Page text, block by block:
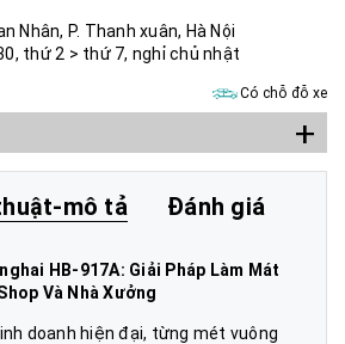
Nhân, P. Thanh xuân, Hà Nội
thứ 2 > thứ 7, nghỉ chủ nhật
Có chỗ đỗ xe
+
mô tả Đánh giá
HB-917A: Giải Pháp Làm Mát
Và Nhà Xưởng
doanh hiện đại, từng mét vuông